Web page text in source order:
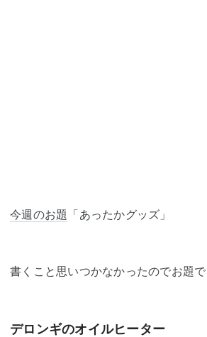
今週のお題 「あったかグッズ」
書くこと思いつかなかったのでお題で
デロンギのオイルヒーター